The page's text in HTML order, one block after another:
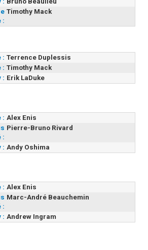
:
Timothy Mack
: Terrence Duplessis
: Timothy Mack
: Erik LaDuke
: Alex Enis
:
Pierre-Bruno Rivard
: Andy Oshima
: Alex Enis
:
Marc-André Beauchemin
: Andrew Ingram